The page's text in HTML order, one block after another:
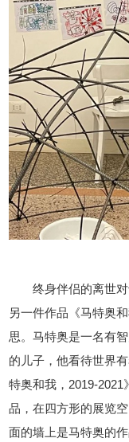
终身伴侣的离世
另一件作品《马特奥
思。马特奥是一名有
的儿子，他看待世界
特奥和我，2019-
品，在四方形的展览
面的墙上是马特奥的